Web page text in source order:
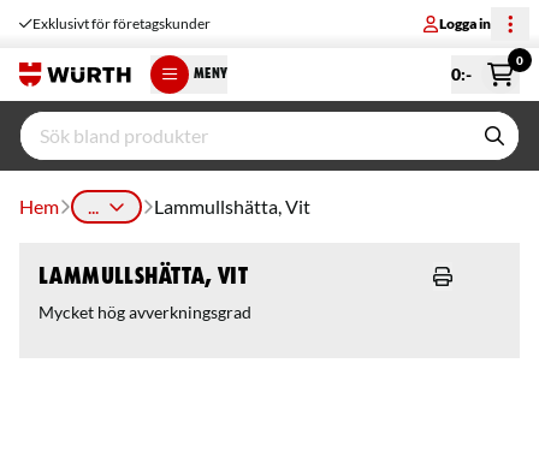
Exklusivt för företagskunder Logga in
MENY 0:-
0
Hem ... Lammullshätta, Vit
Lammullshätta, Vit
Mycket hög avverkningsgrad